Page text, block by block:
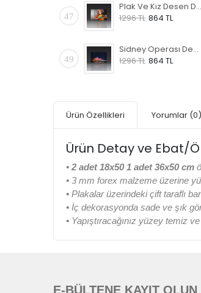
47
Plak Ve Kız Desen Duvar Panosu
1296 TL 864 TL
49
Sidney Operası Desen Duvar Panosu
1296 TL 864 TL
Ürün Özellikleri Yorumlar (0)
Ürün Detay ve Ebat/
• 2 adet 18x50 1 adet 36x50 cm
• 3 mm forex malzeme üzerine
• Plakalar üzerindeki çift taraflı
• İç dekorasyonda sade ve şık
• Yapıştıracağınız yüzey temiz
E-BÜLTENE KAYIT OLUN